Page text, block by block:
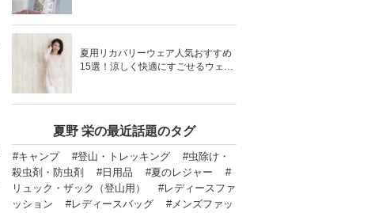
夏用リカバリーウェア人気おすすめ
15選！涼しく快適にすごせるウェア
夏野 栄の最近話題のタグ
#キャンプ #登山・トレッキング
#虫除け・
殺虫剤・防虫剤
#日用品 #夏のレジャー
#
リュック・ザック（登山用）
#レディースファ
ッション
#レディースバッグ
#メンズファッ